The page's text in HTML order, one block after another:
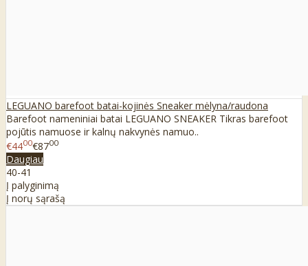
LEGUANO barefoot batai-kojinės Sneaker mėlyna/raudona
Barefoot nameniniai batai LEGUANO SNEAKER Tikras barefoot
pojūtis namuose ir kalnų nakvynės namuo..
€4400€8700
Daugiau
40-41
Į palyginimą
Į norų sąrašą